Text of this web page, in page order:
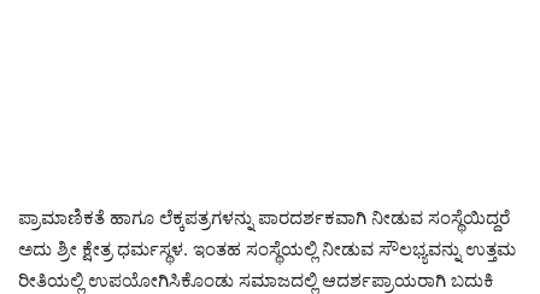
ಪ್ರಾಮಾಣಿಕತೆ ಹಾಗೂ ಲೆಕ್ಕಪತ್ರಗಳನ್ನು ಪಾರದರ್ಶಕವಾಗಿ ನೀಡುವ ಸಂಸ್ಥೆಯಿದ್ದರೆ
ಅದು ಶ್ರೀ ಕ್ಷೇತ್ರ ಧರ್ಮಸ್ಥಳ. ಇಂತಹ ಸಂಸ್ಥೆಯಲ್ಲಿ ನೀಡುವ ಸೌಲಭ್ಯವನ್ನು ಉತ್ತಮ
ರೀತಿಯಲ್ಲಿ ಉಪಯೋಗಿಸಿಕೊಂಡು ಸಮಾಜದಲ್ಲಿ ಆದರ್ಶಪ್ರಾಯರಾಗಿ ಬದುಕಿ